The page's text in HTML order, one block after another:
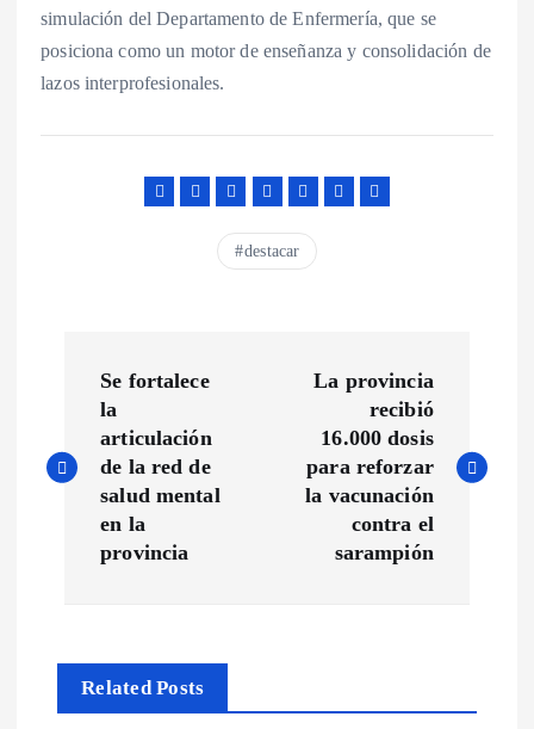
simulación del Departamento de Enfermería, que se
posiciona como un motor de enseñanza y consolidación de
lazos interprofesionales.
destacar
v
a
c
Se fortalece
la
articulación
de la red de
salud mental
en la
provincia
La provincia
recibió
16.000 dosis
para reforzar
la vacunación
contra el
sarampión
Related Posts